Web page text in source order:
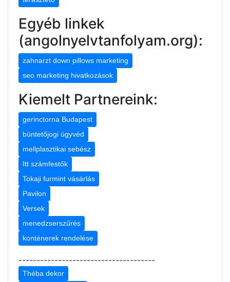
Egyéb linkek
(angolnyelvtanfolyam.org):
zahnarzt down pillows marketing
seo marketing hivatkozások
Kiemelt Partnereink:
gerinctorna Budapest
büntetőjogi ügyvéd
mellplasztikai sebész
Itt számfestők
Tokaji furmint vásárlás
Pavilon
Versek
menedzserszűrés
konténerek rendelése
--------------------------------------
Théba dekor